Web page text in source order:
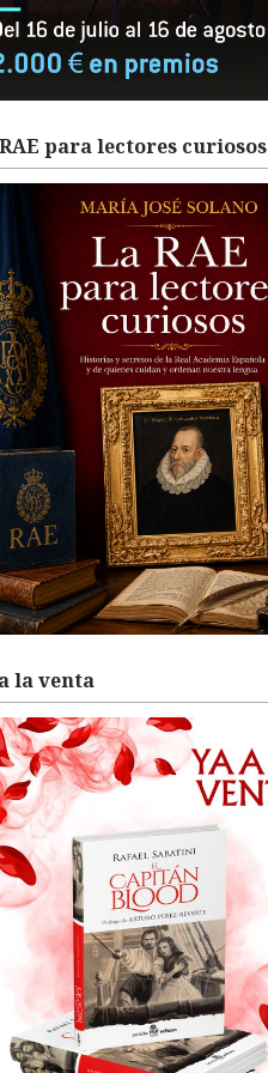
para lectores curiosos
la venta